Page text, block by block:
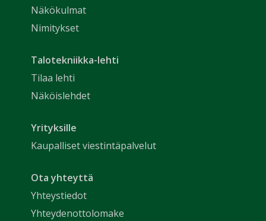
Näkökulmat
Nimitykset
Talotekniikka-lehti
Tilaa lehti
Näköislehdet
Yrityksille
Kaupalliset viestintäpalvelut
Ota yhteyttä
Yhteystiedot
Yhteydenottolomake